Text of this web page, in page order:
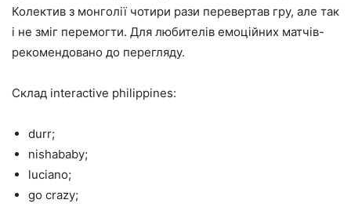
Колектив з монголії чотири рази перевертав гру, але так
і не зміг перемогти. Для любителів емоційних матчів-
рекомендовано до перегляду.
Склад interactive philippines:
durr;
nishababy;
luciano;
go crazy;